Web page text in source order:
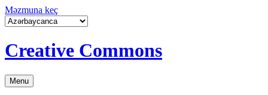
Məzmuna keç
Creative Commons
Menu